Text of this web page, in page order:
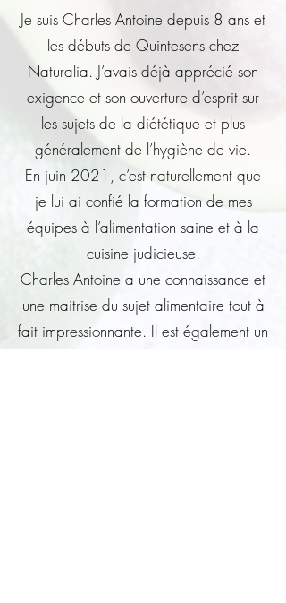
Je suis Charles Antoine depuis 8 ans et
les débuts de Quintesens chez
Naturalia. J’avais déjà apprécié son
exigence et son ouverture d’esprit sur
les sujets de la diététique et plus
généralement de l’hygiène de vie.
En juin 2021, c’est naturellement que
je lui ai confié la formation de mes
équipes à l’alimentation saine et à la
cuisine judicieuse.
Charles Antoine a une connaissance et
une maitrise du sujet alimentaire tout à
fait impressionnante. Il est également un